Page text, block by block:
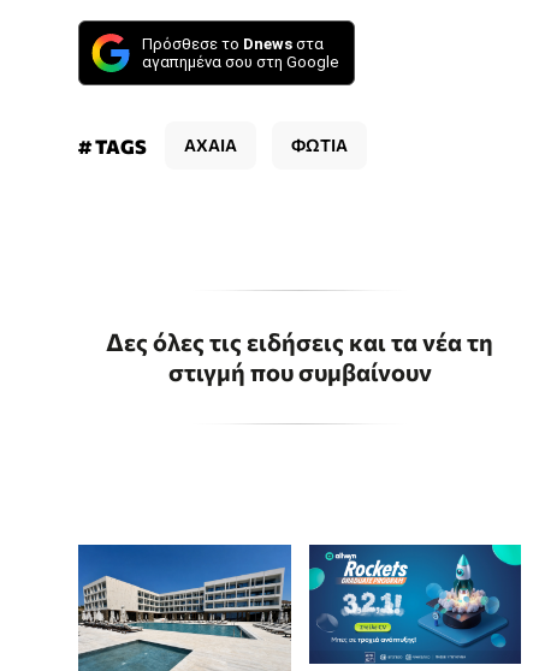
Πρόσθεσε το Dnews στα
αγαπημένα σου στη Google
# TAGS ΑΧΑΙΑ ΦΩΤΙΑ
Δες όλες τις ειδήσεις και τα νέα τη
στιγμή που συμβαίνουν